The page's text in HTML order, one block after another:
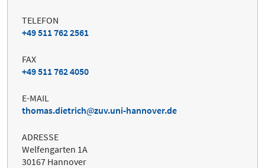
TELEFON
+49 511 762 2561
FAX
+49 511 762 4050
E-MAIL
thomas.dietrich
zuv.uni-hannover.de
ADRESSE
Welfengarten 1A
30167 Hannover